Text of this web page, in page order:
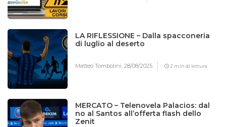
LA RIFLESSIONE – Dalla spacconeria
di luglio al deserto
Matteo Tombolini,28/08/2025 2 min di lettura
MERCATO – Telenovela Palacios: dal
no al Santos all’offerta flash dello
Zenit